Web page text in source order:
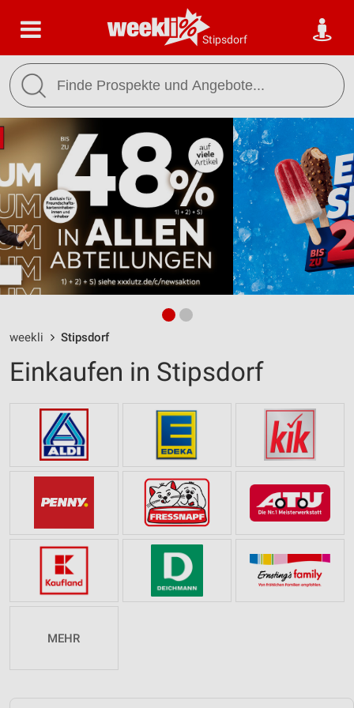
Stipsdorf
weekli Stipsdorf
Einkaufen in Stipsdorf
MEHR